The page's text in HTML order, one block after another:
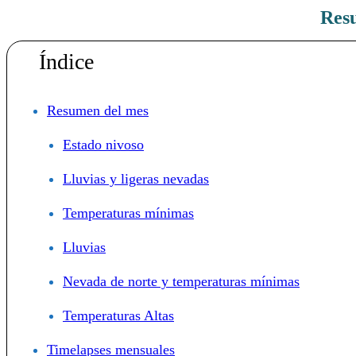
Terremotos
Topográficos
Índice
Resumen del mes
Estado nivoso
Lluvias y ligeras nevadas
Temperaturas mínimas
Lluvias
Nevada de norte y temperaturas mínimas
Temperaturas Altas
Timelapses mensuales